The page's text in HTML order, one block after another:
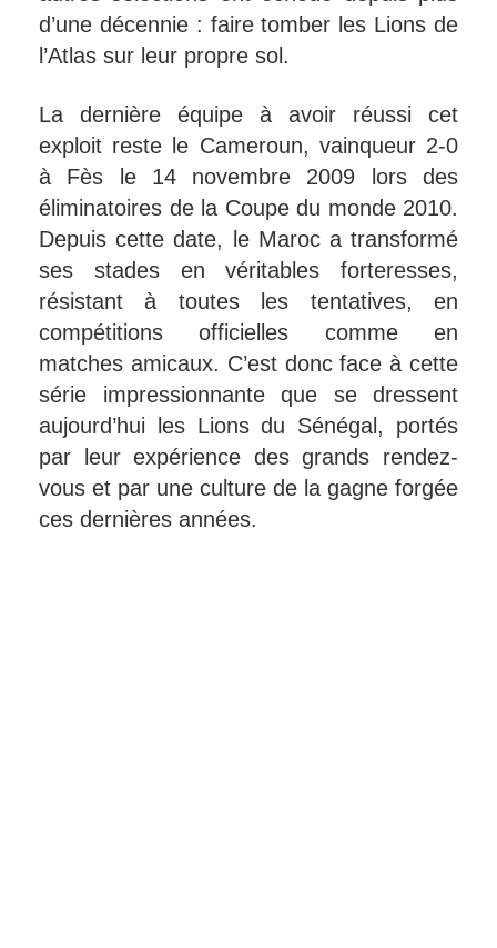
d’une décennie : faire tomber les Lions de
l’Atlas sur leur propre sol.
La dernière équipe à avoir réussi cet
exploit reste le Cameroun, vainqueur 2-0
à Fès le 14 novembre 2009 lors des
éliminatoires de la Coupe du monde 2010.
Depuis cette date, le Maroc a transformé
ses stades en véritables forteresses,
résistant à toutes les tentatives, en
compétitions officielles comme en
matches amicaux. C’est donc face à cette
série impressionnante que se dressent
aujourd’hui les Lions du Sénégal, portés
par leur expérience des grands rendez-
vous et par une culture de la gagne forgée
ces dernières années.